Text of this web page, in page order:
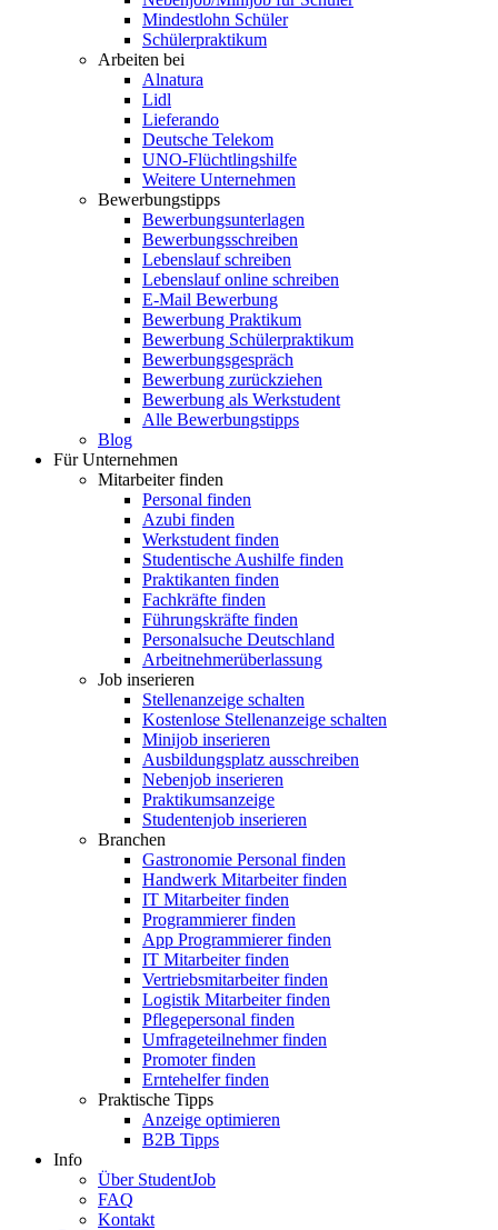
Mindestlohn Schüler
Schülerpraktikum
Arbeiten bei
Alnatura
Lidl
Lieferando
Deutsche Telekom
UNO-Flüchtlingshilfe
Weitere Unternehmen
Bewerbungstipps
Bewerbungsunterlagen
Bewerbungsschreiben
Lebenslauf schreiben
Lebenslauf online schreiben
E-Mail Bewerbung
Bewerbung Praktikum
Bewerbung Schülerpraktikum
Bewerbungsgespräch
Bewerbung zurückziehen
Bewerbung als Werkstudent
Alle Bewerbungstipps
Blog
Für Unternehmen
Mitarbeiter finden
Personal finden
Azubi finden
Werkstudent finden
Studentische Aushilfe finden
Praktikanten finden
Fachkräfte finden
Führungskräfte finden
Personalsuche Deutschland
Arbeitnehmerüberlassung
Job inserieren
Stellenanzeige schalten
Kostenlose Stellenanzeige schalten
Minijob inserieren
Ausbildungsplatz ausschreiben
Nebenjob inserieren
Praktikumsanzeige
Studentenjob inserieren
Branchen
Gastronomie Personal finden
Handwerk Mitarbeiter finden
IT Mitarbeiter finden
Programmierer finden
App Programmierer finden
IT Mitarbeiter finden
Vertriebsmitarbeiter finden
Logistik Mitarbeiter finden
Pflegepersonal finden
Umfrageteilnehmer finden
Promoter finden
Erntehelfer finden
Praktische Tipps
Anzeige optimieren
B2B Tipps
Info
Über StudentJob
FAQ
Kontakt